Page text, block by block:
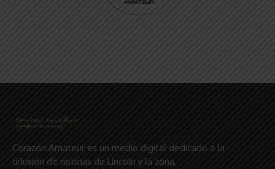
Corazón Amateur es un medio digital dedicado a la
difusión de noticias de Lincoln y la zona,